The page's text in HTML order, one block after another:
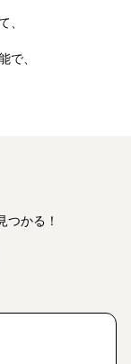
で、
、
つかる！